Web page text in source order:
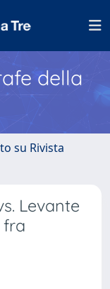
della
su Rivista
Levante
fra